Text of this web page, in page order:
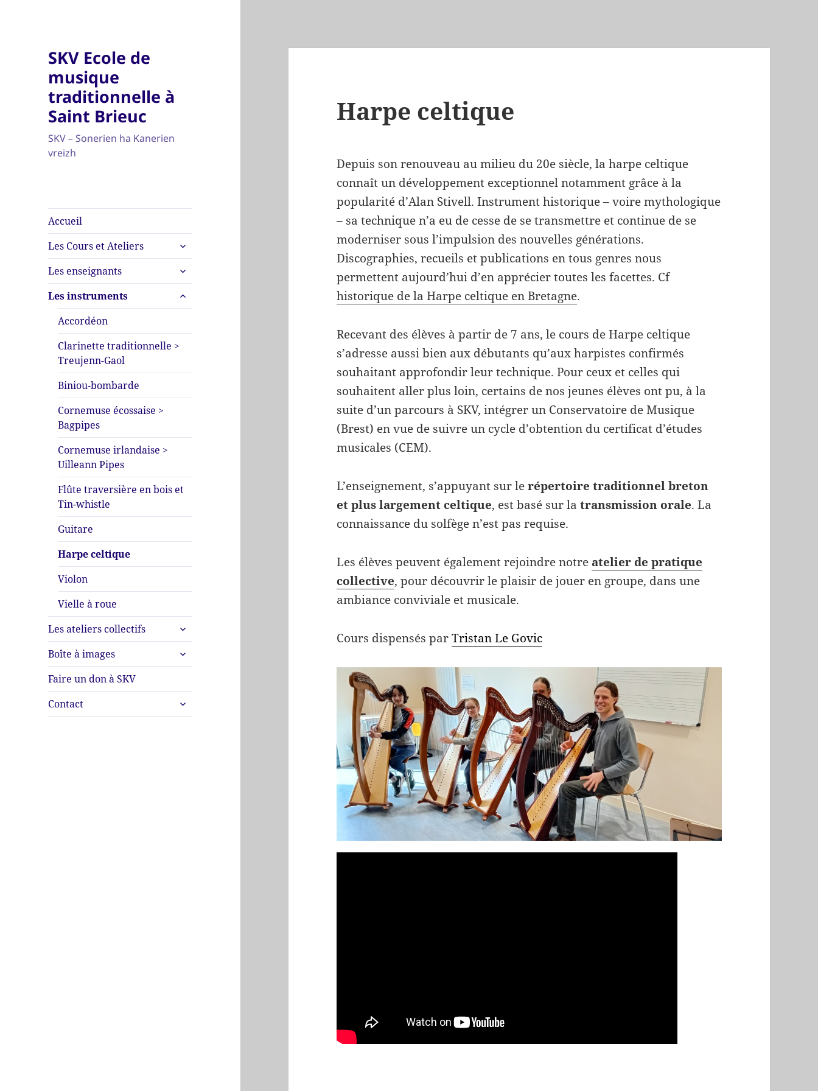
SKV Ecole de
musique
traditionnelle à
Saint Brieuc
SKV – Sonerien ha Kanerien
vreizh
Accueil
Les Cours et Ateliers
ouvrir
le
sous-
menu
Les enseignants
ouvrir
le
sous-
menu
Les instruments
ouvrir
le
menu
Accordéon
Clarinette traditionnelle >
Treujenn-Gaol
Biniou-bombarde
Cornemuse écossaise >
Bagpipes
Cornemuse irlandaise >
Uilleann Pipes
Flûte traversière en bois et
Tin-whistle
Guitare
Harpe celtique
Violon
Vielle à roue
Les ateliers collectifs
ouvrir
le
sous-
menu
Boîte à images
ouvrir
le
menu
Faire un don à SKV
Contact
ouvrir
le
Harpe celtique
Depuis son renouveau au milieu du 20e siècle, la harpe celtique
connaît un développement exceptionnel notamment grâce à la
popularité d’Alan Stivell. Instrument historique – voire mythologique
– sa technique n’a eu de cesse de se transmettre et continue de se
moderniser sous l’impulsion des nouvelles générations.
Discographies, recueils et publications en tous genres nous
permettent aujourd’hui d’en apprécier toutes les facettes. Cf
historique de la Harpe celtique en Bretagne.
Recevant des élèves à partir de 7 ans, le cours de Harpe celtique
s’adresse aussi bien aux débutants qu’aux harpistes confirmés
souhaitant approfondir leur technique. Pour ceux et celles qui
souhaitent aller plus loin, certains de nos jeunes élèves ont pu, à la
suite d’un parcours à SKV, intégrer un Conservatoire de Musique
(Brest) en vue de suivre un cycle d’obtention du certificat d’études
musicales (CEM).
L’enseignement, s’appuyant sur lerépertoire traditionnel breton
et plus largement celtique, est basé sur latransmission orale. La
connaissance du solfège n’est pas requise.
Les élèves peuvent également rejoindre notre atelier de pratique
collective, pour découvrir le plaisir de jouer en groupe, dans une
ambiance conviviale et musicale.
Cours dispensés parTristan Le Govic